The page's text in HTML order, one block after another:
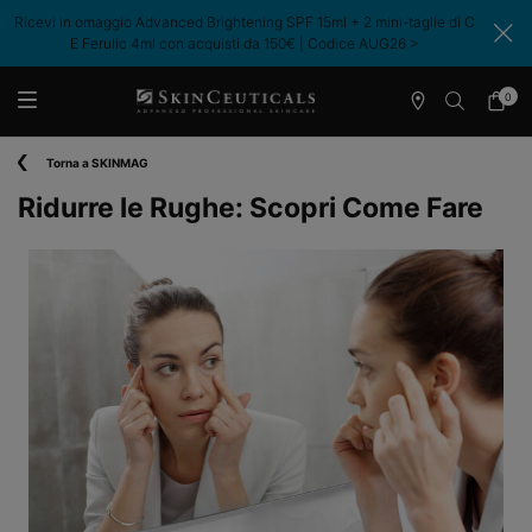
Ricevi in omaggio Advanced Brightening SPF 15ml + 2 mini-taglie di C
E Ferulic 4ml con acquisti da 150€ | Codice AUG26 >​
Store
Il
0
0
Torna a SKINMAG
Ridurre le Rughe: Scopri Come Fare